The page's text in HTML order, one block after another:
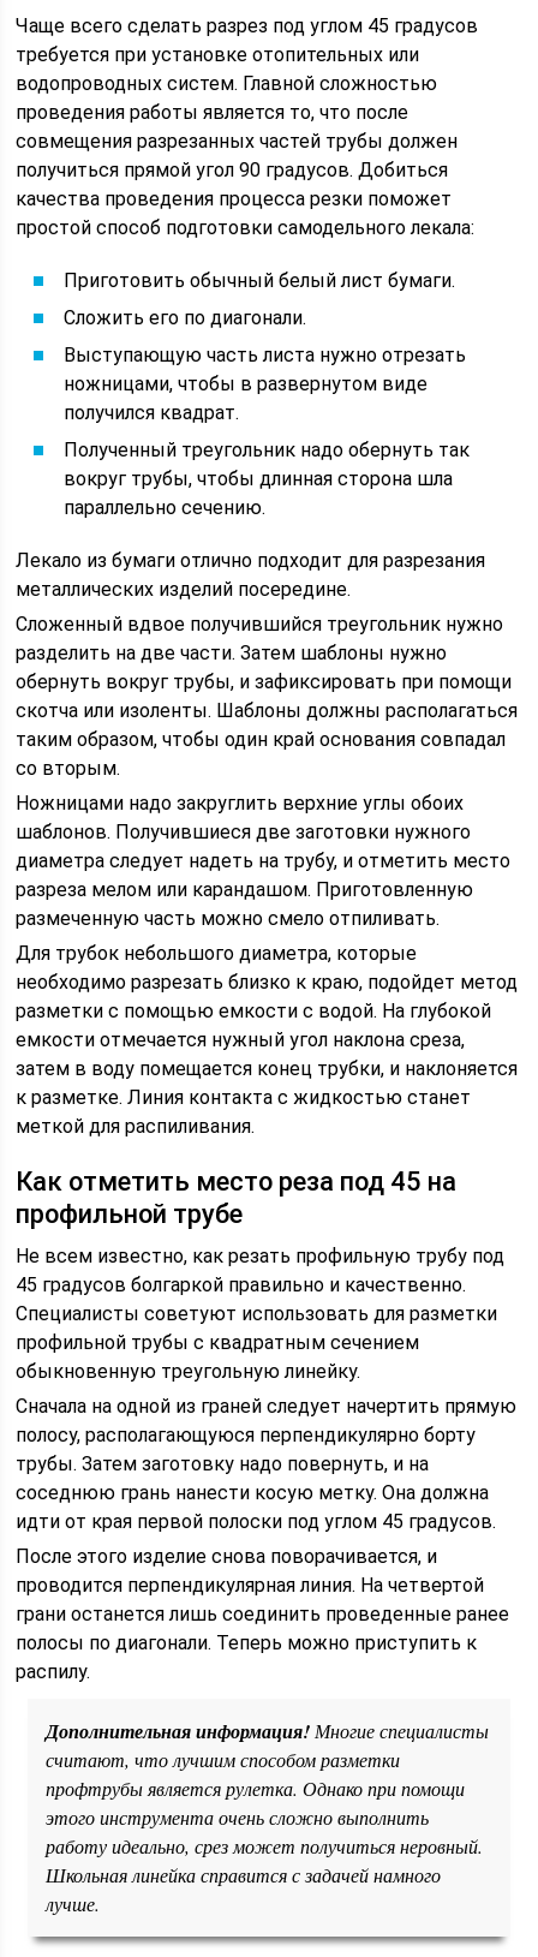
Чаще всего сделать разрез под углом 45 градусов
требуется при установке отопительных или
водопроводных систем. Главной сложностью
проведения работы является то, что после
совмещения разрезанных частей трубы должен
получиться прямой угол 90 градусов. Добиться
качества проведения процесса резки поможет
простой способ подготовки самодельного лекала:
Приготовить обычный белый лист бумаги.
Сложить его по диагонали.
Выступающую часть листа нужно отрезать
ножницами, чтобы в развернутом виде
получился квадрат.
Полученный треугольник надо обернуть так
вокруг трубы, чтобы длинная сторона шла
параллельно сечению.
Лекало из бумаги отлично подходит для разрезания
металлических изделий посередине.
Сложенный вдвое получившийся треугольник нужно
разделить на две части. Затем шаблоны нужно
обернуть вокруг трубы, и зафиксировать при помощи
скотча или изоленты. Шаблоны должны располагаться
таким образом, чтобы один край основания совпадал
со вторым.
Ножницами надо закруглить верхние углы обоих
шаблонов. Получившиеся две заготовки нужного
диаметра следует надеть на трубу, и отметить место
разреза мелом или карандашом. Приготовленную
размеченную часть можно смело отпиливать.
Для трубок небольшого диаметра, которые
необходимо разрезать близко к краю, подойдет метод
разметки с помощью емкости с водой. На глубокой
емкости отмечается нужный угол наклона среза,
затем в воду помещается конец трубки, и наклоняется
к разметке. Линия контакта с жидкостью станет
меткой для распиливания.
Как отметить место реза под 45 на
профильной трубе
Не всем известно, как резать профильную трубу под
45 градусов болгаркой правильно и качественно.
Специалисты советуют использовать для разметки
профильной трубы с квадратным сечением
обыкновенную треугольную линейку.
Сначала на одной из граней следует начертить прямую
полосу, располагающуюся перпендикулярно борту
трубы. Затем заготовку надо повернуть, и на
соседнюю грань нанести косую метку. Она должна
идти от края первой полоски под углом 45 градусов.
После этого изделие снова поворачивается, и
проводится перпендикулярная линия. На четвертой
грани останется лишь соединить проведенные ранее
полосы по диагонали. Теперь можно приступить к
распилу.
Дополнительная информация! Многие специалисты
считают, что лучшим способом разметки
профтрубы является рулетка. Однако при помощи
этого инструмента очень сложно выполнить
работу идеально, срез может получиться неровный.
Школьная линейка справится с задачей намного
лучше.